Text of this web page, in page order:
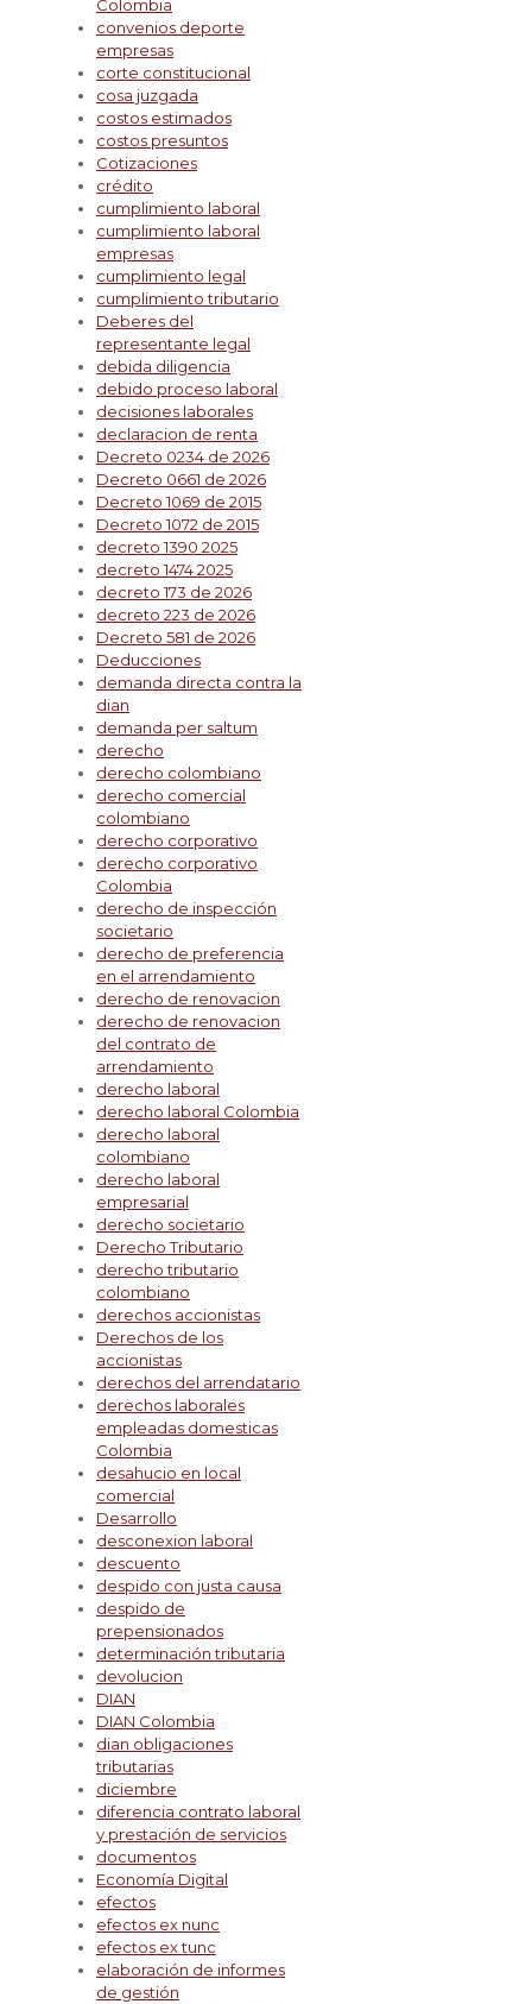
Colombia
convenios deporte
empresas
corte constitucional
cosa juzgada
costos estimados
costos presuntos
Cotizaciones
crédito
cumplimiento laboral
cumplimiento laboral
empresas
cumplimiento legal
cumplimiento tributario
Deberes del
representante legal
debida diligencia
debido proceso laboral
decisiones laborales
declaracion de renta
Decreto 0234 de 2026
Decreto 0661 de 2026
Decreto 1069 de 2015
Decreto 1072 de 2015
decreto 1390 2025
decreto 1474 2025
decreto 173 de 2026
decreto 223 de 2026
Decreto 581 de 2026
Deducciones
demanda directa contra la
dian
demanda per saltum
derecho
derecho colombiano
derecho comercial
colombiano
derecho corporativo
derecho corporativo
Colombia
derecho de inspección
societario
derecho de preferencia
en el arrendamiento
derecho de renovacion
derecho de renovacion
del contrato de
arrendamiento
derecho laboral
derecho laboral Colombia
derecho laboral
colombiano
derecho laboral
empresarial
derecho societario
Derecho Tributario
derecho tributario
colombiano
derechos accionistas
Derechos de los
accionistas
derechos del arrendatario
derechos laborales
empleadas domesticas
Colombia
desahucio en local
comercial
Desarrollo
desconexion laboral
descuento
despido con justa causa
despido de
prepensionados
determinación tributaria
devolucion
DIAN
DIAN Colombia
dian obligaciones
tributarias
diciembre
diferencia contrato laboral
y prestación de servicios
documentos
Economía Digital
efectos
efectos ex nunc
efectos ex tunc
elaboración de informes
de gestión